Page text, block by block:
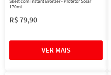
170ml
R$79,90